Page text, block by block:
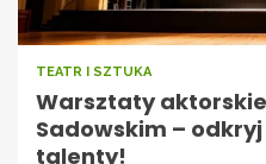
TEATR I SZTUKA
Warsztaty aktorskie
Sadowskim –
talenty!